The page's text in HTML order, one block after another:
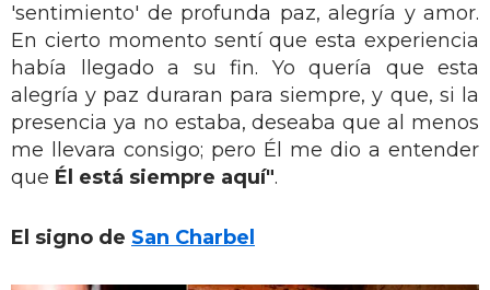
'sentimiento' de profunda paz, alegría y amor.
En cierto momento sentí que esta experiencia
había llegado a su fin. Yo quería que esta
alegría y paz duraran para siempre, y que, si la
presencia ya no estaba, deseaba que al menos
me llevara consigo; pero Él me dio a entender
que Él está siempre aquí".
El signo de San Charbel